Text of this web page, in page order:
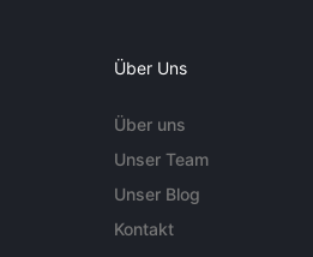
Über Uns
Über uns
Unser Team
Unser Blog
Kontakt